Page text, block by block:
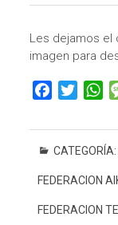
Les dejamos el
imagen para
c
e
o
o
i
t
e
r
W
a
t
A
p
CATEGORÍA:
FEDERACION
FEDERACION